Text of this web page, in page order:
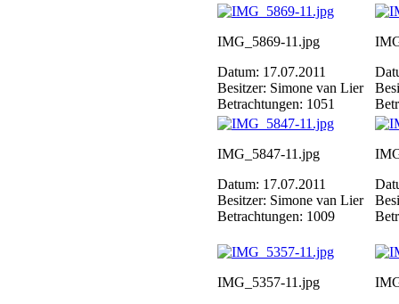
IMG_5869-11.jpg
Datum: 17.07.2011
Besitzer: Simone van Lier
Betrachtungen: 1051
IMG_5847-11.jpg
Datum: 17.07.2011
Besitzer: Simone van Lier
Betrachtungen: 1009
IMG_5357-11.jpg